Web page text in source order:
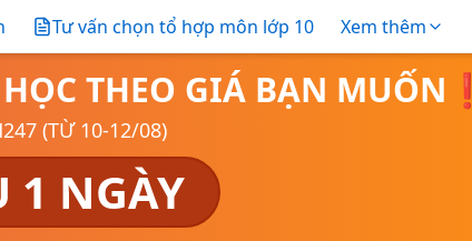
Tư vấn chọn tổ hợp môn lớp 10 Xem thêm
THEO GIÁ BẠN MUỐN❗
(TỪ 10-12/08)
1 NGÀY